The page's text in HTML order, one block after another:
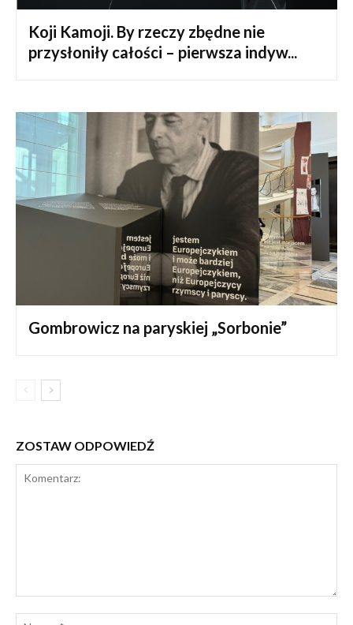
Koji Kamoji. By rzeczy zbędne nie
przysłoniły całości – pierwsza indyw...
Gombrowicz na paryskiej „Sorbonie”
ZOSTAW ODPOWIEDŹ